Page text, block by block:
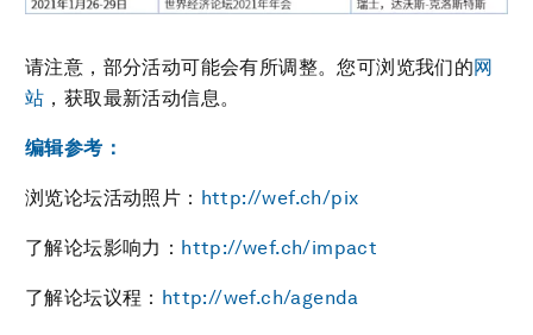
请注意，部分活动可能会有所调整。您可浏览我们的网
站 ，获取最新活动信息。
编辑参考：
浏览论坛活动照片： http://wef.ch/pix
了解论坛影响力： http://wef.ch/impact
了解论坛议程： http://wef.ch/agenda